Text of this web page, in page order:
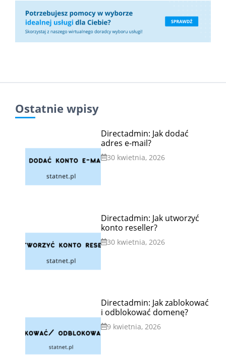
Ostatnie wpisy
Directadmin: Jak dodać
adres e-mail?
30 kwietnia, 2026
Directadmin: Jak utworzyć
konto reseller?
30 kwietnia, 2026
Directadmin: Jak zablokować
i odblokować domenę?
9 kwietnia, 2026